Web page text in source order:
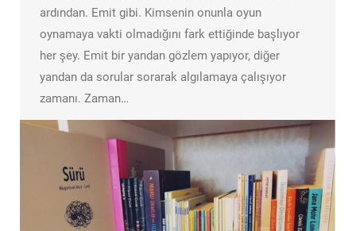
ardından. Emit gibi. Kimsenin onunla oyun
oynamaya vakti olmadığını fark ettiğinde başlıyor
her şey. Emit bir yandan gözlem yapıyor, diğer
yandan da sorular sorarak algılamaya çalışıyor
zamanı. Zaman…